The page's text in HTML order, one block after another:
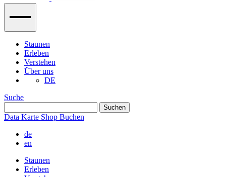
Staunen
Erleben
Verstehen
Über uns
DE
Suche
Data Karte Shop Buchen
de
en
Staunen
Erleben